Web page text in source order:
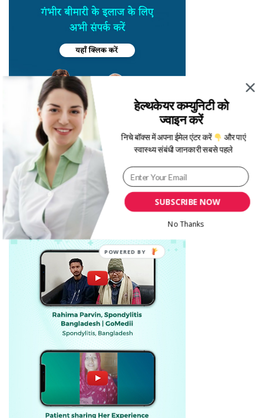
SUBSCRIBE NOW
हेल्थकेयर कम्युनिटी को
ज्वाइन करें
निचे बॉक्स में अपना ईमेल एंटर करें और पाएं
स्वास्थ्य संबंधी जानकारी सबसे पहले
No Thanks
POWERED BY